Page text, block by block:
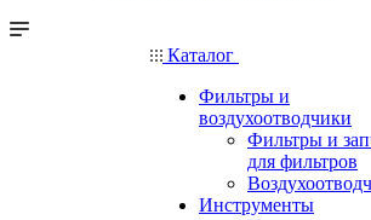
Каталог
Фильтры и
воздухоотводчики
Фильтры и
для фильтров
Инструменты